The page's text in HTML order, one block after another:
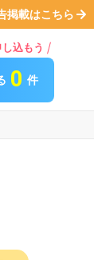
掲載はこちら
込もう
0 件